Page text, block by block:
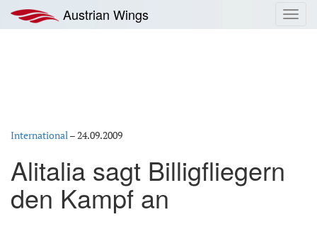
Inhalt
springen
Austrian Wings
International–24.09.2009
Alitalia sagt Billigfliegern
den Kampf an